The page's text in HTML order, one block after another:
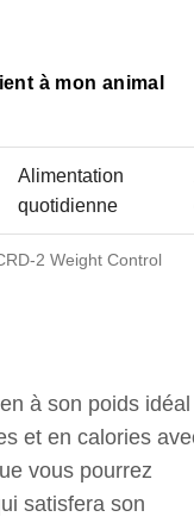
à mon animal
Alimentation
quotidienne
2 Weight Control
à son poids idéal
et en calories
vous pourrez
satisfera son